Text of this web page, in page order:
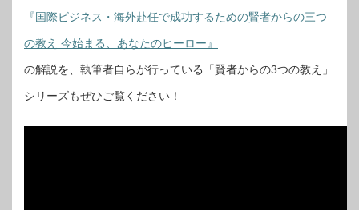
『国際ビジネス・海外赴任で成功するための賢者からの三つ
の教え 今始まる、あなたのヒーロー』
の解説を、執筆者自らが行っている「賢者からの3つの教え」
シリーズもぜひご覧ください！